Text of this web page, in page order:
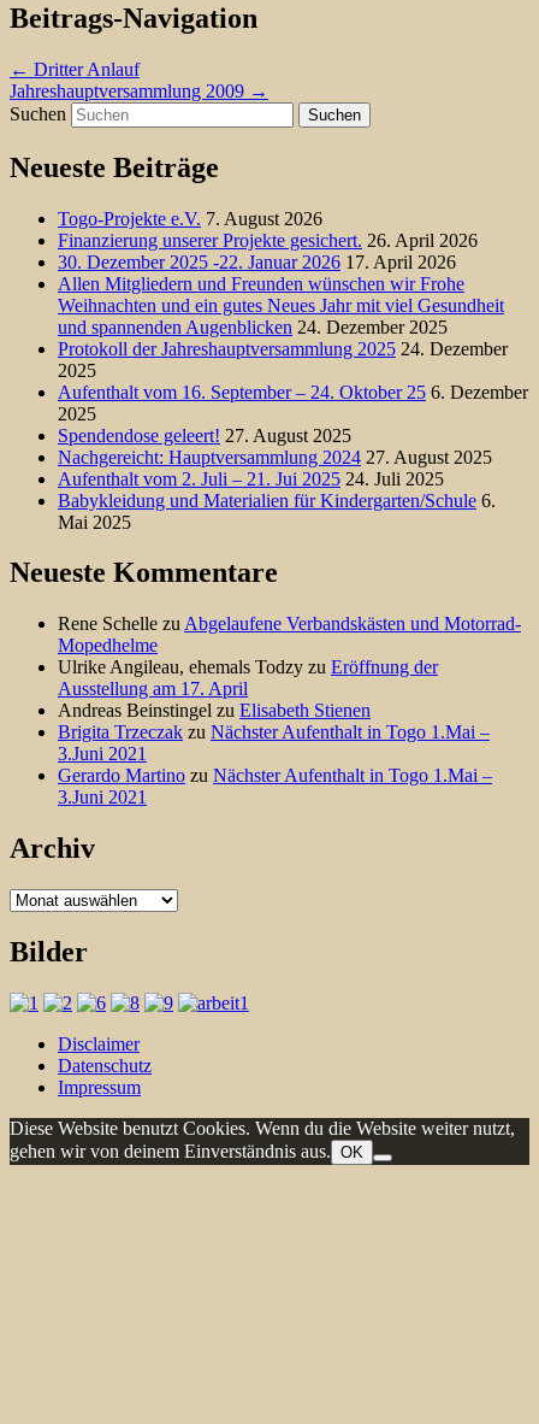
Beitrags-Navigation
← Dritter Anlauf
Jahreshauptversammlung 2009 →
Suchen
Neueste Beiträge
Togo-Projekte e.V. 7. August 2026
Finanzierung unserer Projekte gesichert. 26. April 2026
30. Dezember 2025 -22. Januar 2026 17. April 2026
Allen Mitgliedern und Freunden wünschen wir Frohe
Weihnachten und ein gutes Neues Jahr mit viel Gesundheit
und spannenden Augenblicken 24. Dezember 2025
Protokoll der Jahreshauptversammlung 2025 24. Dezember
2025
Aufenthalt vom 16. September – 24. Oktober 25 6. Dezember
2025
Spendendose geleert! 27. August 2025
Nachgereicht: Hauptversammlung 2024 27. August 2025
Aufenthalt vom 2. Juli – 21. Jui 2025 24. Juli 2025
Babykleidung und Materialien für Kindergarten/Schule 6.
Mai 2025
Neueste Kommentare
Rene Schelle zu Abgelaufene Verbandskästen und Motorrad-
Mopedhelme
Ulrike Angileau, ehemals Todzy zu Eröffnung der
Ausstellung am 17. April
Andreas Beinstingel zu Elisabeth Stienen
Brigita Trzeczak zu Nächster Aufenthalt in Togo 1.Mai –
3.Juni 2021
Gerardo Martino zu Nächster Aufenthalt in Togo 1.Mai –
3.Juni 2021
Archiv
Archiv
Bilder
Disclaimer
Datenschutz
Impressum
Diese Website benutzt Cookies. Wenn du die Website weiter nutzt,
gehen wir von deinem Einverständnis aus. OK